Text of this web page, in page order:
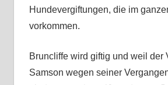
Hundevergiftungen, die im
vorkommen.
Bruncliffe wird giftig und weil der
Samson wegen seiner